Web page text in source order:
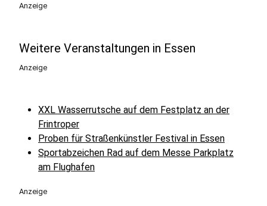
Anzeige
Weitere Veranstaltungen in Essen
Anzeige
XXL Wasserrutsche auf dem Festplatz an der
Frintroper
Proben für Straßenkünstler Festival in Essen
Sportabzeichen Rad auf dem Messe Parkplatz
am Flughafen
Anzeige